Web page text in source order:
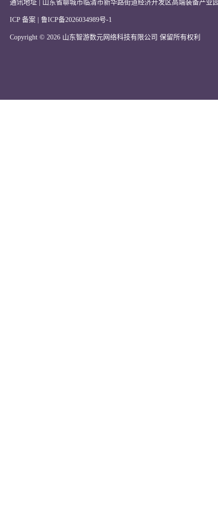
通讯地址 | 山东省聊城市临清市新华路街道经济开发区高端装备产业
ICP 备案 | 鲁ICP备2026034989号-1
Copyright © 2026 山东智游数元网络科技有限公司 保留所有权利